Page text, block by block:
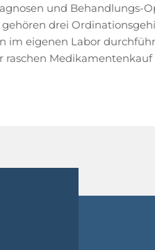
und Behandlungs-
drei
im eigenen Labor
raschen Medikamentenkauf